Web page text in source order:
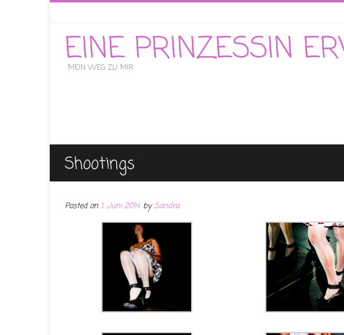
EINE PRINZESSIN
MEIN WEG ZU MIR
Shootings
Posted on 1. Juni 2014 bySandra